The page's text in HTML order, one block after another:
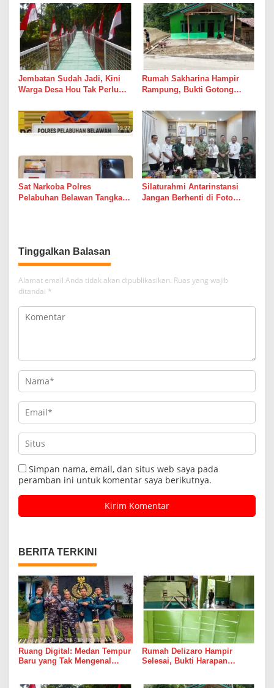
Suara Palu dan Semen
Jembatan Sudah Jadi, Kini
Warga Desa Hou Tak Perlu
Sungai
Rumah Sakharina Hampir
Rampung, Bukti Gotong
dari Janji Banyak Orang
Sat Narkoba Polres
Pelabuhan Belawan Tangkap
Silaturahmi Antarinstansi
Jangan Berhenti di Foto
Tinggalkan Balasan
Alamat email Anda tidak akan dipublikasikan. Ruas yang wajib
ditandai *
Simpan nama, email, dan situs web saya pada
peramban ini untuk komentar saya berikutnya.
BERITA TERKINI
Ruang Digital: Medan Tempur
Baru yang Tak Mengenal
Rumah Delizaro Hampir
Selesai, Bukti Harapan